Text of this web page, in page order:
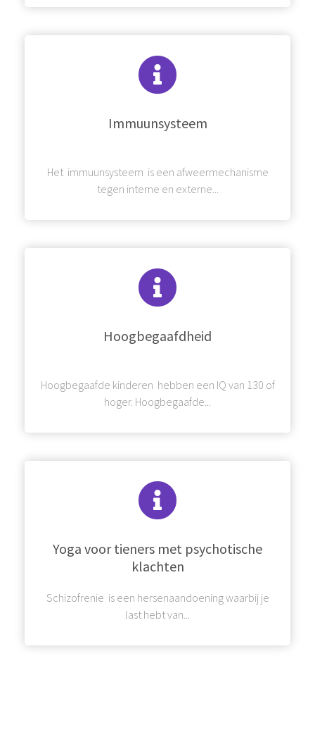
Immuunsysteem
Het immuunsysteem is een afweermechanisme
tegen interne en externe...
Hoogbegaafdheid
Hoogbegaafde kinderen hebben een IQ van 130 of
hoger. Hoogbegaafde...
Yoga voor tieners met psychotische
klachten
Schizofrenie is een hersenaandoening waarbij je
last hebt van...